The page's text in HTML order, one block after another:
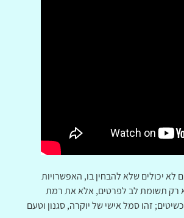
יכולים שלא להבחין בו, האפשרויות
לא רק תשומת לב לפרטים, אלא את רמת
זהו סמל אישי של יוקרה, סגנון וטעם